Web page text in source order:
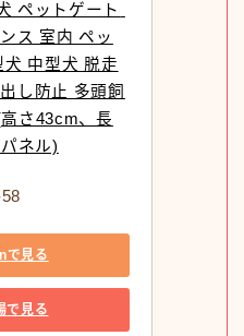
ペットゲート
ス 室内 ペッ
犬 中型犬 脱走
し防止 多頭飼
さ43cm、長
ネル)
で見る
で見る